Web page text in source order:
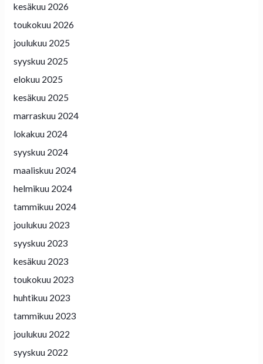
kesäkuu 2026
toukokuu 2026
joulukuu 2025
syyskuu 2025
elokuu 2025
kesäkuu 2025
marraskuu 2024
lokakuu 2024
syyskuu 2024
maaliskuu 2024
helmikuu 2024
tammikuu 2024
joulukuu 2023
syyskuu 2023
kesäkuu 2023
toukokuu 2023
huhtikuu 2023
tammikuu 2023
joulukuu 2022
syyskuu 2022